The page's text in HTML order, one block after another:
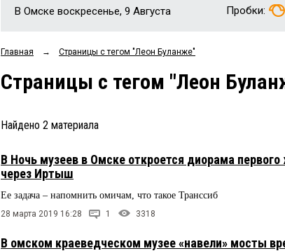
В Омске воскресенье, 9 Августа Пробки:
Главная → Страницы c тегом "Леон Буланже"
Страницы c тегом "Леон
Найдено 2 материала
В Ночь музеев в Омске откроется диорама
через Иртыш
Ее задача – напомнить омичам, что такое Транссиб
28 марта 2019 16:28 1 3318
В омском краеведческом музее «навели» мосты